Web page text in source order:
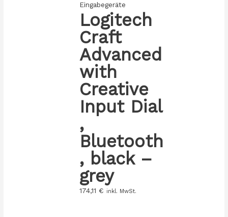
Eingabegeräte
Logitech
Craft
Advanced
with
Creative
Input Dial
,
Bluetooth
, black –
grey
174,11 € inkl. MwSt.